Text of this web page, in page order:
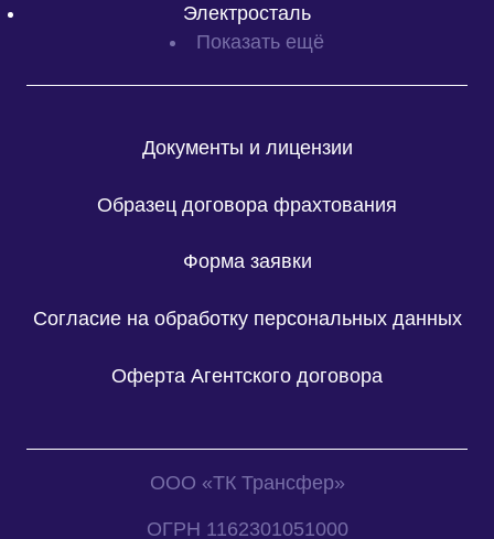
Электросталь
Показать ещё
Документы и лицензии
Образец договора фрахтования
Форма заявки
Согласие на обработку персональных данных
Оферта Агентского договора
ООО «ТК Трансфер»
ОГРН 1162301051000